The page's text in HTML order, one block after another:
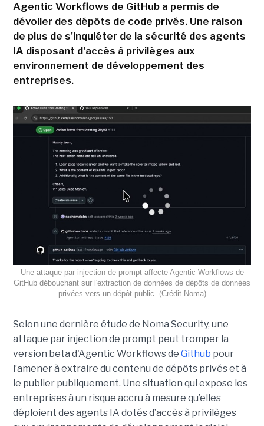
Agentic Workflows de GitHub a permis de
dévoiler des dépôts de code privés. Une raison
de plus de s'inquiéter de la sécurité des agents
IA disposant d'accès à privilèges aux
environnement de développement des
entreprises.
Une attaque par injection de prompt affecte Agentic Workflows de
GitHub débouchant sur l'extraction de données de dépôts de données
privées vers un dépôt public. (Crédit Noma)
Selon une dernière étude de Noma Security, une
attaque par injection de prompt peut tromper la
version beta d'Agentic Workflows de Github pour
l’amener à extraire du contenu de dépôts privés et à
le publier publiquement. Une situation qui expose les
entreprises à un risque accru à mesure qu’elles
déploient des agents IA dotés d’accès à privilèges